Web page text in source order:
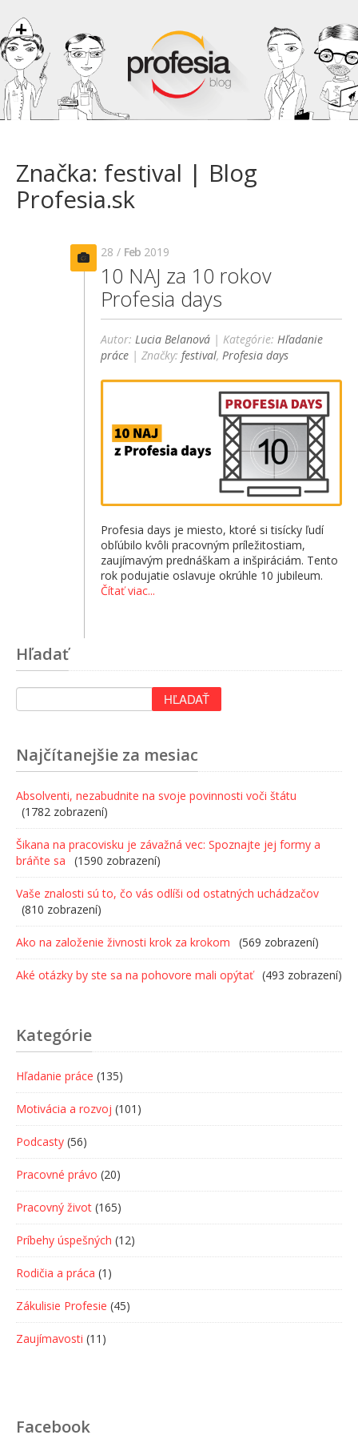
Značka: festival | Blog
Profesia.sk
28 / Feb 2019
10 NAJ za 10 rokov
Profesia days
Autor:Lucia Belanová | Kategórie:Hľadanie
práce | Značky:festival,Profesia days
Profesia days je miesto, ktoré si tisícky ľudí
obľúbilo kvôli pracovným príležitostiam,
zaujímavým prednáškam a inšpiráciám. Tento
rok podujatie oslavuje okrúhle 10 jubileum.
Čítať viac...
Hľadať
Najčítanejšie za mesiac
Absolventi, nezabudnite na svoje povinnosti voči štátu
(1782 zobrazení)
Šikana na pracovisku je závažná vec: Spoznajte jej formy a
bráňte sa
(1590 zobrazení)
Vaše znalosti sú to, čo vás odlíši od ostatných uchádzačov
(810 zobrazení)
Ako na založenie živnosti krok za krokom (569 zobrazení)
Aké otázky by ste sa na pohovore mali opýtať (493 zobrazení)
Kategórie
Hľadanie práce (135)
Motivácia a rozvoj (101)
Podcasty (56)
Pracovné právo (20)
Pracovný život (165)
Príbehy úspešných (12)
Rodičia a práca (1)
Zákulisie Profesie (45)
Zaujímavosti (11)
Facebook